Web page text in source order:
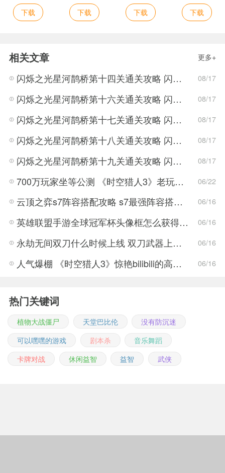
下载 下载 下载
下载
相关文章 更多+
闪烁之光星河鹊桥第十四关通关攻略 闪烁之光星河鹊桥第十四关通关攻略 08/17
闪烁之光星河鹊桥第十六关通关攻略 闪烁之光星河鹊桥第十六关通关攻略 08/17
闪烁之光星河鹊桥第十七关通关攻略 闪烁之光星河鹊桥第十七关通关攻略 08/17
闪烁之光星河鹊桥第十八关通关攻略 闪烁之光星河鹊桥第十八关通关攻略 08/17
闪烁之光星河鹊桥第十九关通关攻略 闪烁之光星河鹊桥第十九关通关攻略 08/17
700万玩家坐等公测 《时空猎人3》老玩家加速回归! 06/22
云顶之弈s7阵容搭配攻略 s7最强阵容搭配组成大全最新 06/16
英雄联盟手游全球冠军杯头像框怎么获得 LOL手游2022全球冠军杯头像框领取活动 06/16
永劫无间双刀什么时候上线 双刀武器上线时间说明与分享 06/16
人气爆棚 《时空猎人3》惊艳bilibili的高能游戏展发布会 06/16
热门关键词
植物大战僵尸 天堂巴比伦
没有防沉迷
可以嘿嘿的游戏
剧本杀
音乐舞蹈
卡牌对战
休闲益智 益智 武侠